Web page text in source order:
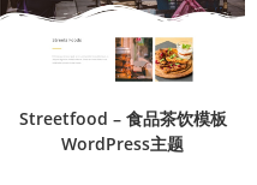
Streetfood – 食品茶饮模板
WordPress主题